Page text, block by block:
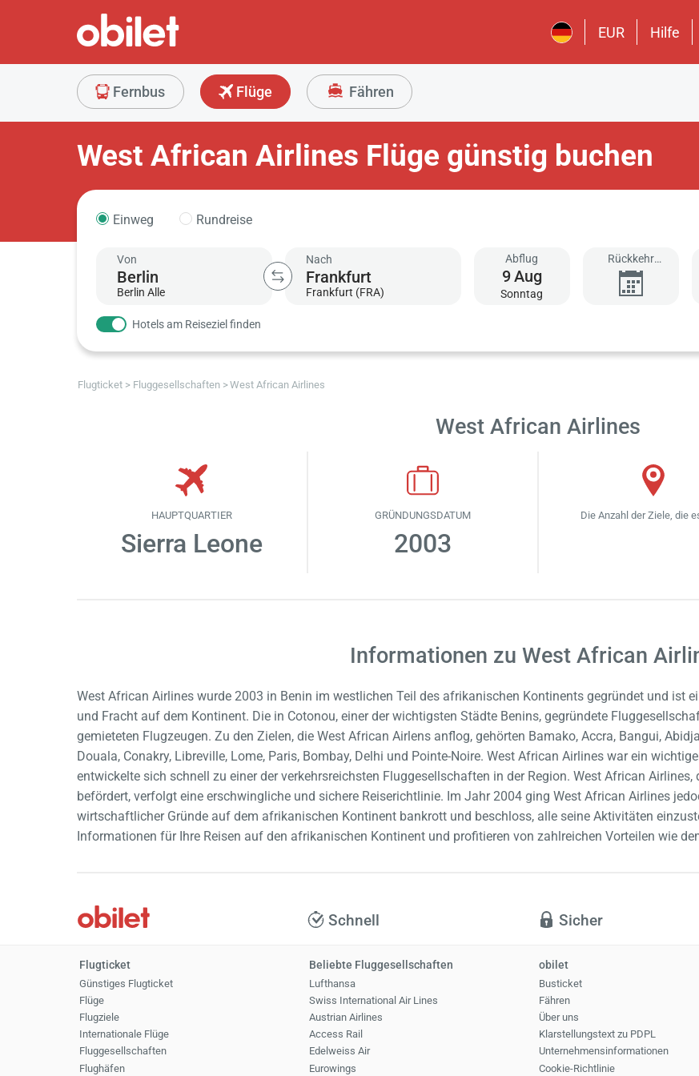
EUR Hilfe
Fernbus Flüge Fähren
West African Airlines Flüge günstig buchen
Einweg Rundreise
Von
Berlin Alle
Nach
Frankfurt (FRA)
Abflug
9Aug
Sonntag
Rückkehr
hinzufügen
Hotels am Reiseziel finden
Flugticket Fluggesellschaften West African Airlines
West African Airlines
HAUPTQUARTIER
Sierra Leone
GRÜNDUNGSDATUM
2003
Die Anzahl der Ziele, die
Informationen zu West African
West African Airlines wurde 2003 in Benin im westlichen Teil des afrikanischen Kontinents gegründet und ist
und Fracht auf dem Kontinent. Die in Cotonou, einer der wichtigsten Städte Benins, gegründete
gemieteten Flugzeugen. Zu den Zielen, die West African Airlens anflog, gehörten Bamako, Accra, Bangui,
Douala, Conakry, Libreville, Lome, Paris, Bombay, Delhi und Pointe-Noire. West African Airlines war ein
entwickelte sich schnell zu einer der verkehrsreichsten Fluggesellschaften in der Region. West African
befördert, verfolgt eine erschwingliche und sichere Reiserichtlinie. Im Jahr 2004 ging West African Airlines
wirtschaftlicher Gründe auf dem afrikanischen Kontinent bankrott und beschloss, alle seine Aktivitäten
Informationen für Ihre Reisen auf den afrikanischen Kontinent und profitieren von zahlreichen Vorteilen wie
Schnell Sicher
Flugticket
Günstiges Flugticket
Flüge
Flugziele
Internationale Flüge
Fluggesellschaften
Flughäfen
Beliebte Fluggesellschaften
Lufthansa
Swiss International Air Lines
Austrian Airlines
Access Rail
Edelweiss Air
Eurowings
obilet
Busticket
Fähren
Über uns
Klarstellungstext zu PDPL
Unternehmensinformationen
Cookie-Richtlinie